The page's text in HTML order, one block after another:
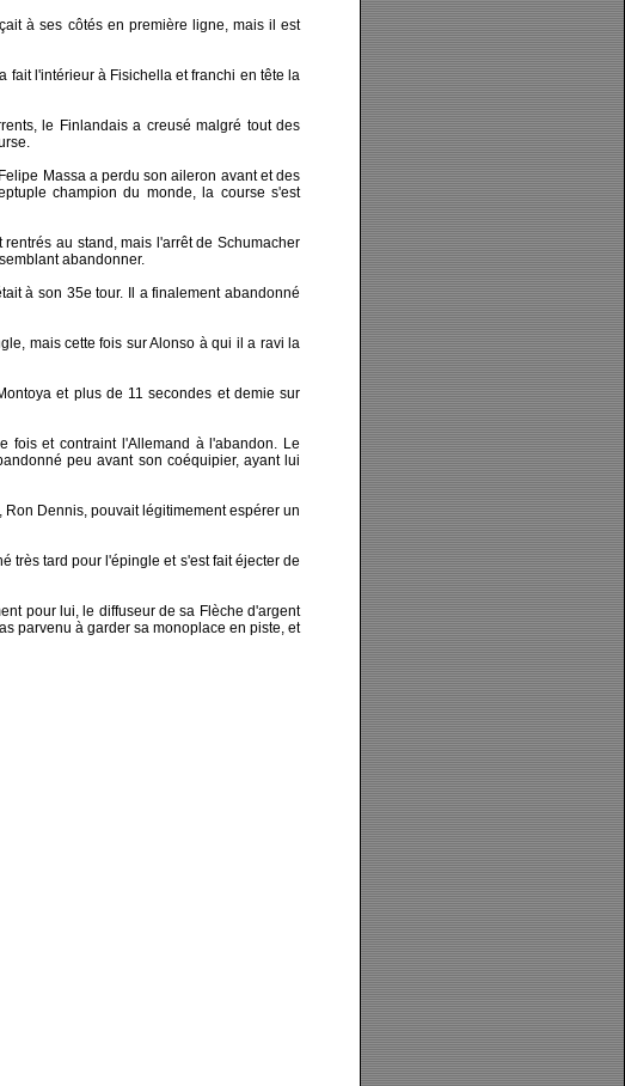
à ses côtés en première ligne, mais il est
fait l'intérieur à Fisichella et franchi en tête la
le Finlandais a creusé malgré tout des
Massa a perdu son aileron avant et des
champion du monde, la course s'est
au stand, mais l'arrêt de Schumacher
abandonner.
à son 35e tour. Il a finalement abandonné
mais cette fois sur Alonso à qui il a ravi la
et plus de 11 secondes et demie sur
fois et contraint l'Allemand à l'abandon. Le
peu avant son coéquipier, ayant lui
Dennis, pouvait légitimement espérer un
très tard pour l'épingle et s'est fait éjecter de
pour lui, le diffuseur de sa Flèche d'argent
parvenu à garder sa monoplace en piste, et